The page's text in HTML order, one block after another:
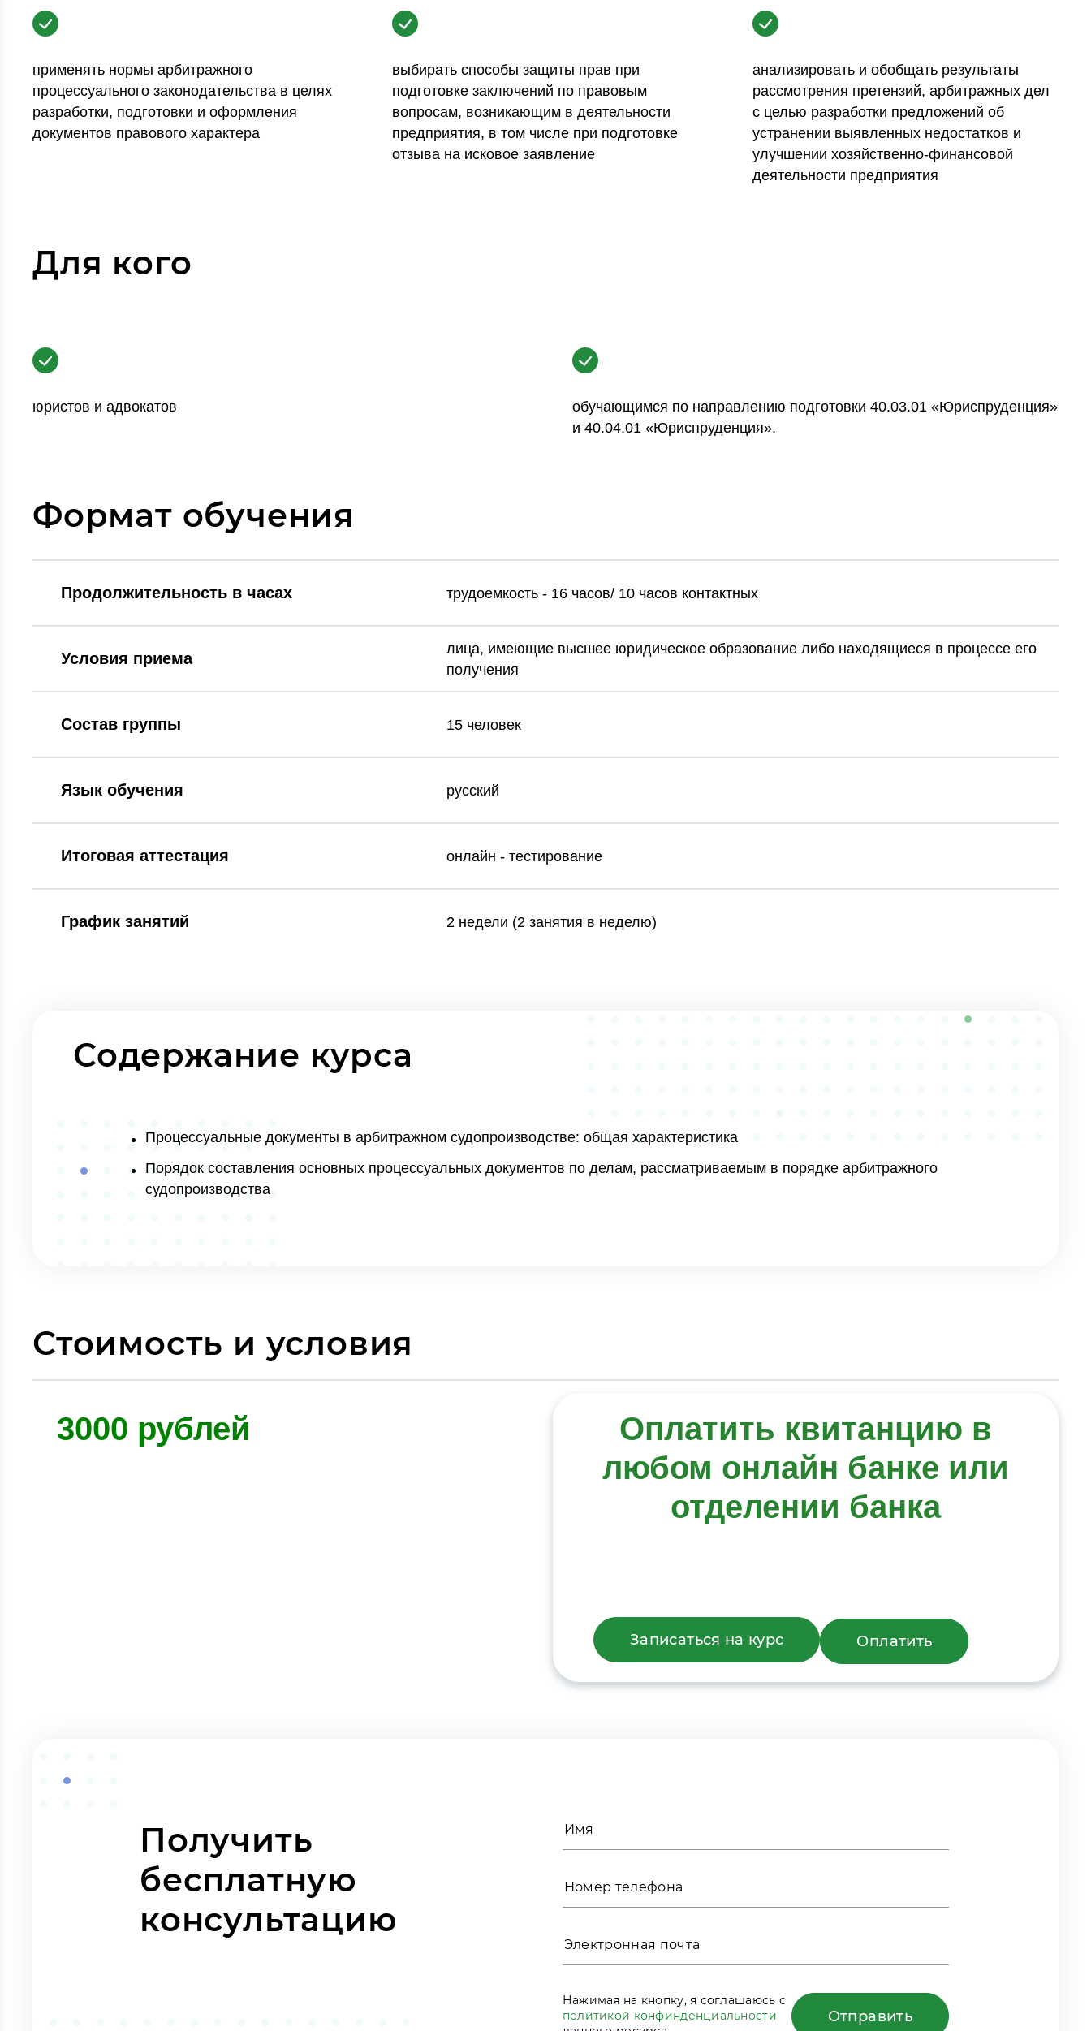
применять нормы арбитражного
процессуального законодательства в целях
разработки, подготовки и оформления
документов правового характера
выбирать способы защиты прав при
подготовке заключений по правовым
вопросам, возникающим в деятельности
предприятия, в том числе при подготовке
отзыва на исковое заявление
анализировать и обобщать результаты
рассмотрения претензий, арбитражных дел
с целью разработки предложений об
устранении выявленных недостатков и
улучшении хозяйственно-финансовой
деятельности предприятия
Для кого
юристов и адвокатов
обучающимся по направлению подготовки 40.03.01 «Юриспруденция»
и 40.04.01 «Юриспруденция».
Формат обучения
Продолжительность в часах трудоемкость - 16 часов/ 10 часов контактных
Условия приема
лица, имеющие высшее юридическое образование либо находящиеся в процессе его
получения
Состав группы 15 человек
Язык обучения русский
Итоговая аттестация онлайн - тестирование
График занятий 2 недели (2 занятия в неделю)
Содержание курса
Процессуальные документы в арбитражном судопроизводстве: общая характеристика
Порядок составления основных процессуальных документов по делам, рассматриваемым в порядке арбитражного
судопроизводства
Стоимость и условия
3000 рублей
Оплатить квитанцию в
любом онлайн банке или
отделении банка
Записаться на курс Оплатить
Получить
бесплатную
консультацию
Нажимая на кнопку, я соглашаюсь с
политикой конфинденциальности
Отправить